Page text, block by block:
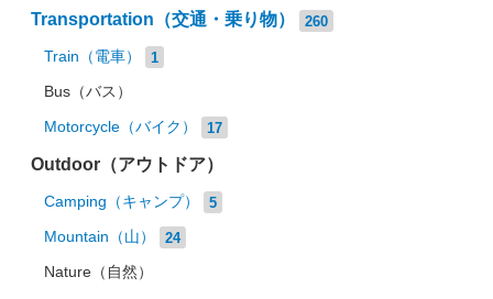
Transportation（交通・乗り物） 260
Train（電車） 1
Bus（バス）
Motorcycle（バイク） 17
Outdoor（アウトドア）
Camping（キャンプ） 5
Mountain（山） 24
Nature（自然）